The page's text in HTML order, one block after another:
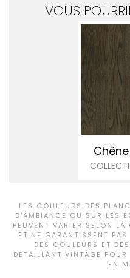
VOUS
LES COULEURS DES
D'AMBIANCE OU SUR LES
PEUVENT VARIER SELON
ET NE GARANTISSENT
DES COULEURS ET
DÉTAILLANT VINTAGE
EN